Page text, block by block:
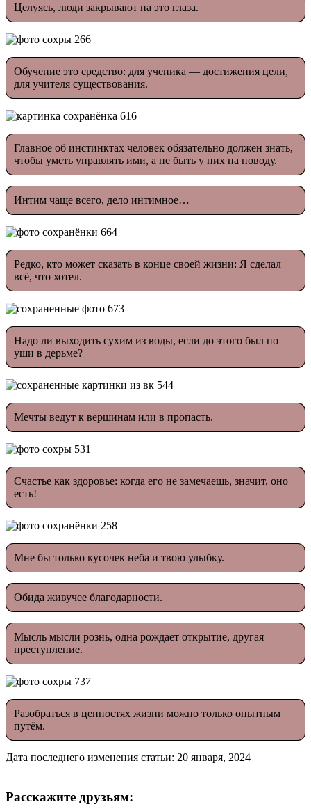
Целуясь, люди закрывают на это глаза.
Обучение это средство: для ученика — достижения цели,
для учителя существования.
Главное об инстинктах человек обязательно должен знать,
чтобы уметь управлять ими, а не быть у них на поводу.
Интим чаще всего, дело интимное…
Редко, кто может сказать в конце своей жизни: Я сделал
всё, что хотел.
Надо ли выходить сухим из воды, если до этого был по
уши в дерьме?
Мечты ведут к вершинам или в пропасть.
Счастье как здоровье: когда его не замечаешь, значит, оно
есть!
Мне бы только кусочек неба и твою улыбку.
Обида живучее благодарности.
Мысль мысли рознь, одна рождает открытие, другая
преступление.
Разобраться в ценностях жизни можно только опытным
путём.
Дата последнего изменения статьи: 20 января, 2024
Расскажите друзьям: